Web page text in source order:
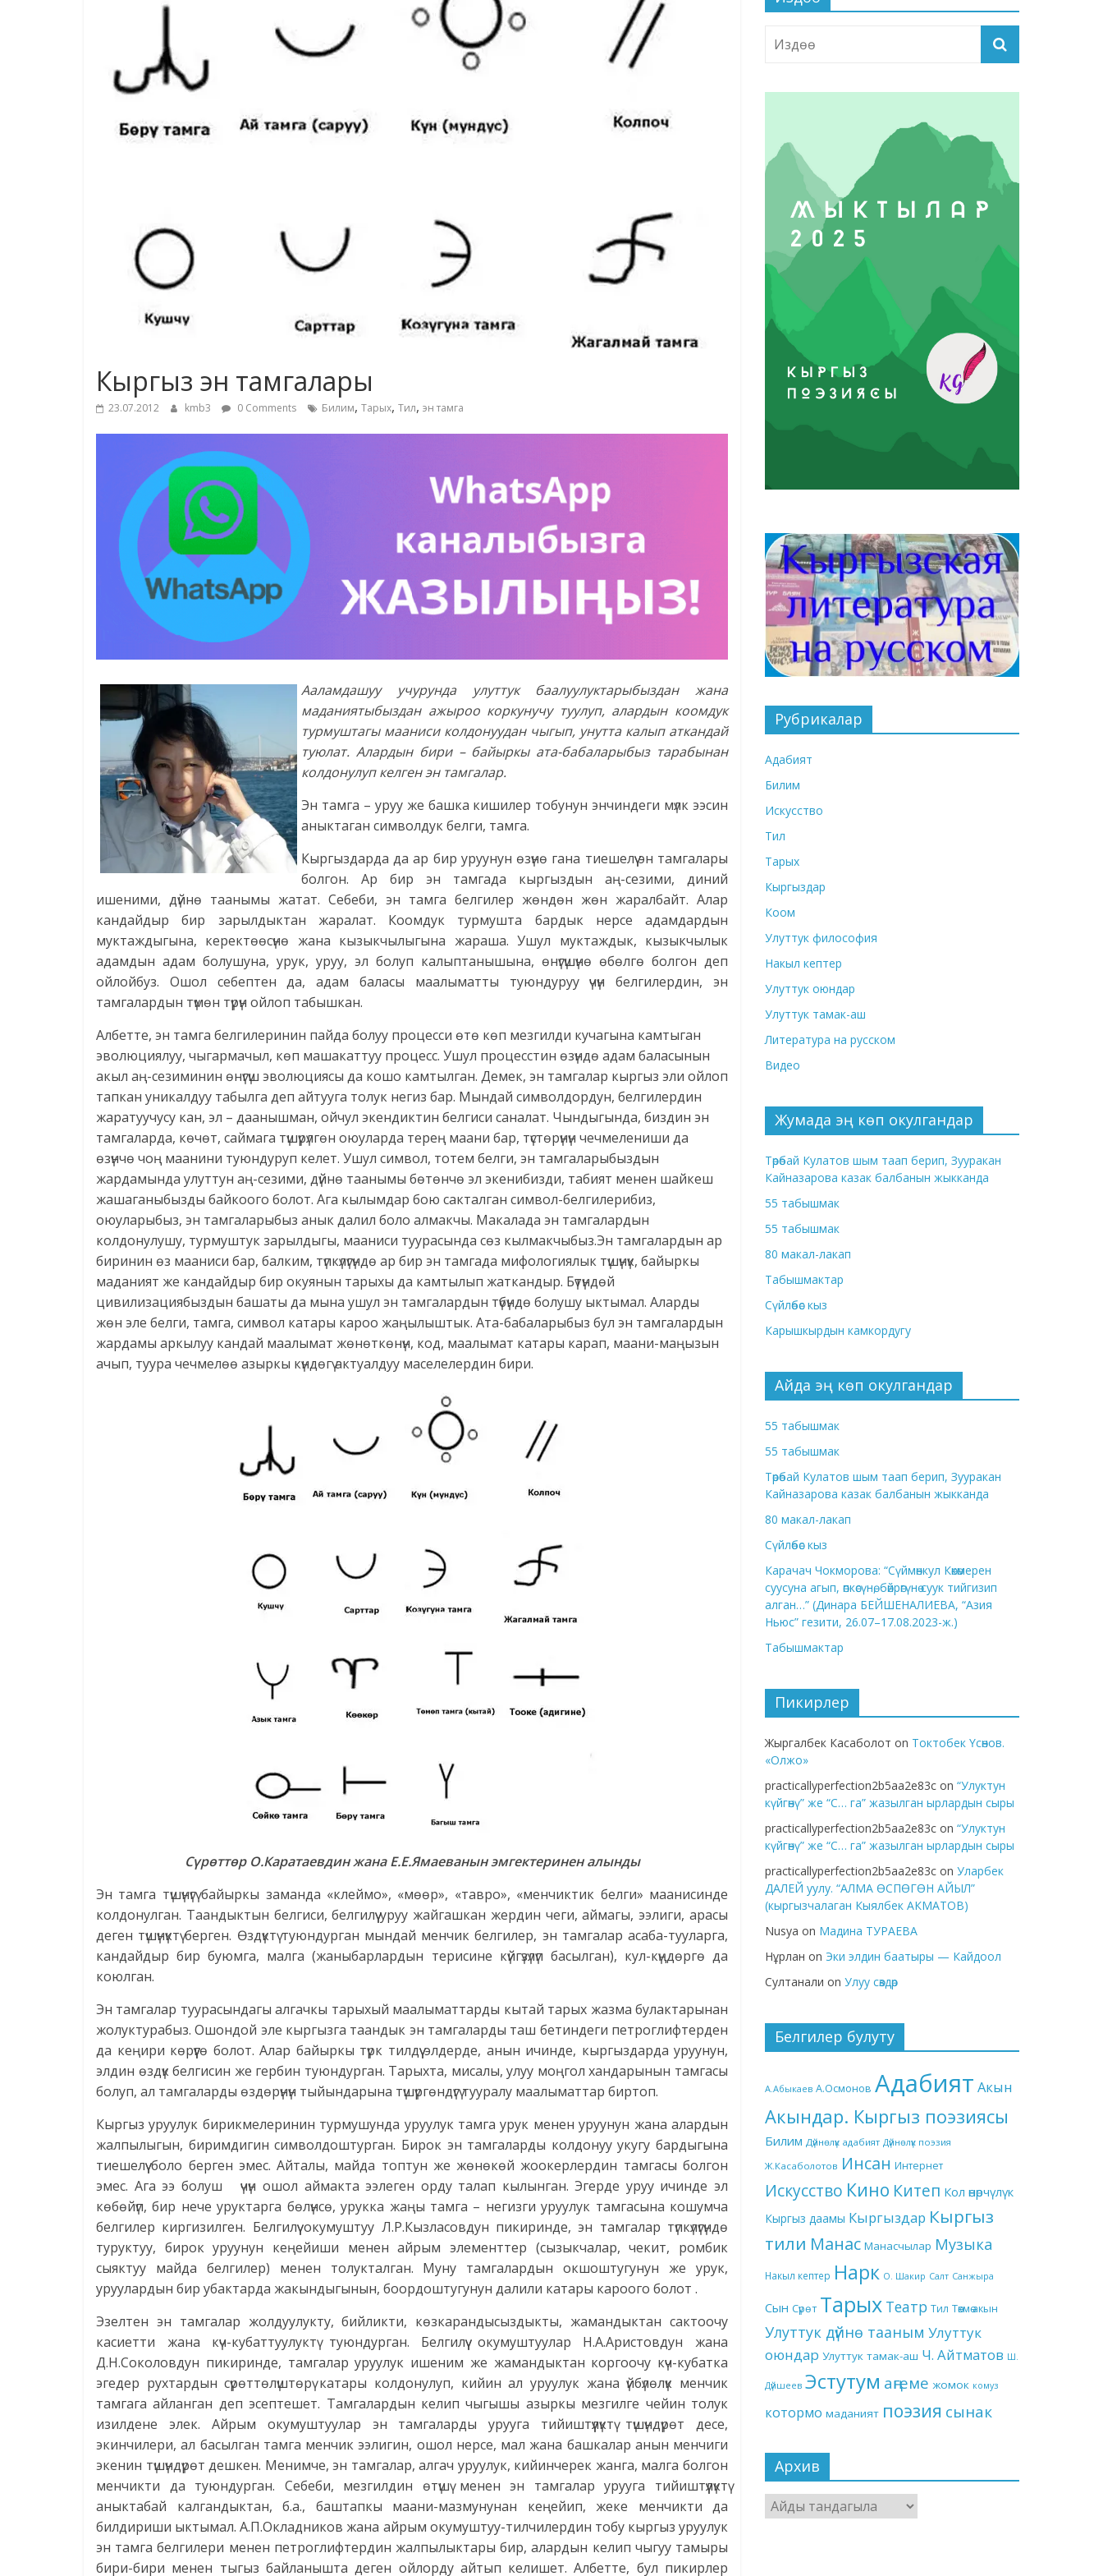
Кыргыз эн тамгалары
23.07.2012 kmb3 0 Comments Билим, Тарых, Тил, эн тамга
Ааламдашуу учурунда улуттук баалуулуктарыбыздан жана
маданиятыбыздан ажыроо коркунучу туулуп, алардын коомдук
турмуштагы мааниси колдонуудан чыгып, унутта калып аткандай
туюлат. Алардын бири – байыркы ата-бабаларыбыз тарабынан
колдонулуп келген эн тамгалар.
Эн тамга – уруу же башка кишилер тобунун энчиндеги мүлк ээсин
аныктаган символдук белги, тамга.
Кыргыздарда да ар бир уруунун өзүнө гана тиешелүү эн тамгалары
болгон. Ар бир эн тамгада кыргыздын аң-сезими, диний
ишеними, дүйнө таанымы жатат. Себеби, эн тамга белгилер жөндөн жөн жаралбайт. Алар
кандайдыр бир зарылдыктан жаралат. Коомдук турмушта бардык нерсе адамдардын
муктаждыгына, керектөөсүнө жана кызыкчылыгына жараша. Ушул муктаждык, кызыкчылык
адамдын адам болушуна, урук, уруу, эл болуп калыптанышына, өнүгүшүнө өбөлгө болгон деп
ойлойбуз. Ошол себептен да, адам баласы маалыматты туюндуруу үчүн белгилердин, эн
тамгалардын түмөн түрүн ойлоп табышкан.
Албетте, эн тамга белгилеринин пайда болуу процесси өтө көп мезгилди кучагына камтыган
эволюциялуу, чыгармачыл, көп машакаттуу процесс. Ушул процесстин өзүндө адам баласынын
акыл аң-сезиминин өнүгүш эволюциясы да кошо камтылган. Демек, эн тамгалар кыргыз эли ойлоп
тапкан уникалдуу табылга деп айтууга толук негиз бар. Мындай символдордун, белгилердин
жаратуучусу кан, эл – даанышман, ойчул экендиктин белгиси саналат. Чындыгында, биздин эн
тамгаларда, көчөт, саймага түшүрүлгөн оюуларда терең маани бар, түстөрүнүн чечмелениши да
өзүнчө чоң маанини туюндуруп келет. Ушул символ, тотем белги, эн тамгаларыбыздын
жардамында улуттун аң-сезими, дүйнө таанымы бөтөнчө эл экенибизди, табият менен шайкеш
жашаганыбызды байкоого болот. Ага кылымдар бою сакталган символ-белгилерибиз,
оюуларыбыз, эн тамгаларыбыз анык далил боло алмакчы. Макалада эн тамгалардын
колдонулушу, турмуштук зарылдыгы, мааниси туурасында сөз кылмакчыбыз.Эн тамгалардын ар
биринин өз мааниси бар, балким, түпкүлүгүндө ар бир эн тамгада мифологиялык түшүнүк, байыркы
маданият же кандайдыр бир окуянын тарыхы да камтылып жаткандыр. Бүтүндөй
цивилизациябыздын башаты да мына ушул эн тамгалардын түбүндө болушу ыктымал. Аларды
жөн эле белги, тамга, символ катары кароо жаңылыштык. Ата-бабаларыбыз бул эн тамгалардын
жардамы аркылуу кандай маалымат жөнөткөнүн, код, маалымат катары карап, маани-маңызын
ачып, туура чечмелөө азыркы күндөгү актуалдуу маселелердин бири.
Сүрөттөр О.Каратаевдин жана Е.Е.Ямаеванын эмгектеринен алынды
Эн тамга түшүнүгү байыркы заманда «клеймо», «мөөр», «тавро», «менчиктик белги» маанисинде
колдонулган. Таандыктын белгиси, белгилүү уруу жайгашкан жердин чеги, аймагы, ээлиги, арасы
деген түшүнүктү берген. Өздүктү туюндурган мындай менчик белгилер, эн тамгалар асаба-тууларга,
кандайдыр бир буюмга, малга (жаныбарлардын терисине күйгүзүлүп басылган), кул-күңдөргө да
коюлган.
Эн тамгалар туурасындагы алгачкы тарыхый маалыматтарды кытай тарых жазма булактарынан
жолуктурабыз. Ошондой эле кыргызга таандык эн тамгаларды таш бетиндеги петроглифтерден
да кеңири көрүүгө болот. Алар байыркы түрк тилдүү элдерде, анын ичинде, кыргыздарда уруунун,
элдин өздүк белгисин же гербин туюндурган. Тарыхта, мисалы, улуу моңгол хандарынын тамгасы
болуп, ал тамгаларды өздөрүнүн тыйындарына түшүргөндүгү тууралу маалыматтар биртоп.
Кыргыз уруулук бирикмелеринин турмушунда уруулук тамга урук менен уруунун жана алардын
жалпылыгын, биримдигин символдоштурган. Бирок эн тамгаларды колдонуу укугу бардыгына
тиешелүү боло берген эмес. Айталы, майда топтун же жөнөкөй жоокерлердин тамгасы болгон
эмес. Ага ээ болуш үчүн ошол аймакта ээлеген орду талап кылынган. Эгерде уруу ичинде эл
көбөйүп, бир нече уруктарга бөлүнсө, урукка жаңы тамга – негизги уруулук тамгасына кошумча
белгилер киргизилген. Белгилүү окумуштуу Л.Р.Кызласовдун пикиринде, эн тамгалар түпкүлүгүндө
туруктуу, бирок уруунун кеңейиши менен айрым элементтер (сызыкчалар, чекит, ромбик
сыяктуу майда белгилер) менен толукталган. Муну тамгалардын окшоштугунун же урук,
уруулардын бир убактарда жакындыгынын, боордоштугунун далили катары кароого болот .
Эзелтен эн тамгалар жолдуулукту, бийликти, көзкарандысыздыкты, жамандыктан сактоочу
касиетти жана күч-кубаттуулуктү туюндурган. Белгилүү окумуштуулар Н.А.Аристовдун жана
Д.Н.Соколовдун пикиринде, тамгалар уруулук ишеним же жамандыктан коргоочу күч-кубатка
эгедер рухтардын сүрөттөлүштөрү катары колдонулуп, кийин ал уруулук жана үйбүлөлүк менчик
тамгага айланган деп эсептешет. Тамгалардын келип чыгышы азыркы мезгилге чейин толук
изилдене элек. Айрым окумуштуулар эн тамгаларды урууга тийиштүүлүктү түшүндүрөт десе,
экинчилери, ал басылган тамга менчик ээлигин, ошол нерсе, мал жана башкалар анын менчиги
экенин түшүндүрөт дешкен. Менимче, эн тамгалар, алгач уруулук, кийинчерек жанга, малга болгон
менчикти да туюндурган. Себеби, мезгилдин өтүшү менен эн тамгалар урууга тийиштүүлүктү
аныктабай калгандыктан, б.а., баштапкы маани-мазмунунан кеңейип, жеке менчикти да
билдириши ыктымал. А.П.Окладников жана айрым окумуштуу-тилчилердин тобу кыргыз уруулук
эн тамга белгилери менен петроглифтердин жалпылыктары бир, алардын келип чыгуу тамыры
бири-бири менен тыгыз байланышта деген ойлорду айтып келишет. Албетте, бул пикирлер
Рубрикалар
Адабият
Билим
Искусство
Тил
Тарых
Кыргыздар
Коом
Улуттук философия
Накыл кептер
Улуттук оюндар
Улуттук тамак-аш
Литература на русском
Видео
Жумада эң көп окулгандар
Төрөбай Кулатов шым таап берип, Зууракан
Кайназарова казак балбанын жыкканда
55 табышмак
55 табышмак
80 макал-лакап
Табышмактар
Сүйлөбөс кыз
Карышкырдын камкордугу
Айда эң көп окулгандар
55 табышмак
55 табышмак
Төрөбай Кулатов шым таап берип, Зууракан
Кайназарова казак балбанын жыкканда
80 макал-лакап
Сүйлөбөс кыз
Карачач Чокморова: “Сүймөнкул Көкөмерен
суусуна агып, өпкөсүнө, бөйрөгүнө суук тийгизип
алган…” (Динара БЕЙШЕНАЛИЕВА, “Азия
Ньюс” гезити, 26.07–17.08.2023-ж.)
Табышмактар
Пикирлер
Жыргалбек Касаболот on Токтобек Үсөнов.
«Олжо»
practicallyperfection2b5aa2e83c on “Улуктун
күйгөнү” же “С… га” жазылган ырлардын сыры
practicallyperfection2b5aa2e83c on “Улуктун
күйгөнү” же “С… га” жазылган ырлардын сыры
practicallyperfection2b5aa2e83c on Уларбек
ДАЛЕЙ уулу. “АЛМА ӨСПӨГӨН АЙЫЛ”
(кыргызчалаган Кыялбек АКМАТОВ)
Nusya on Мадина ТУРАЕВА
Нұрлан on Эки элдин баатыры — Кайдоол
Султанали on Улуу сөздөр
Белгилер булуту
А.Абыкаев А.Осмонов Адабият Акын
Акындар. Кыргыз поэзиясы
Билим Дүйнөлүк адабият Дүйнөлүк поэзия
Ж.Касаболотов Инсан Интернет
Искусство Кино Китеп Кол өнөрчүлүк
Кыргыз даамы Кыргыздар Кыргыз
тили Манас Манасчылар Музыка
Накыл кептер Нарк О. Шакир Салт Санжыра
Сын Сүрөт Тарых Театр Тил Төкмө акын
Улуттук дүйнө тааным Улуттук
оюндар Улуттук тамак-аш Ч. Айтматов Ш.
Дүйшеев Эстутум аңгеме жомок комуз
котормо маданият поэзия сынак
Архив
Архив